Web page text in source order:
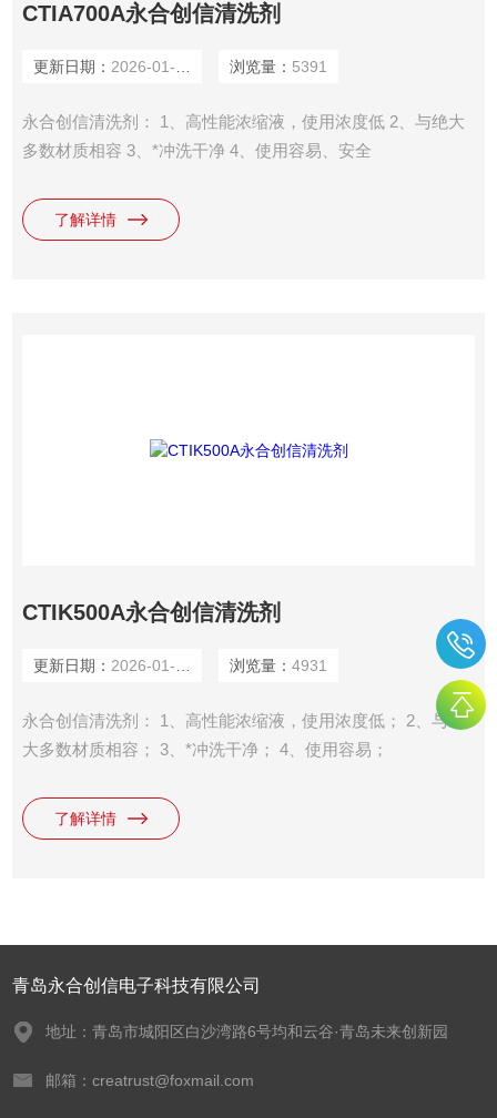
CTIA700A永合创信清洗剂
更新日期： 2026-01-14 浏览量： 5391
永合创信清洗剂： 1、高性能浓缩液，使用浓度低 2、与绝大
多数材质相容 3、*冲洗干净 4、使用容易、安全
了解详情
CTIK500A永合创信清洗剂
更新日期： 2026-01-14 浏览量： 4931
永合创信清洗剂： 1、高性能浓缩液，使用浓度低； 2、与绝
大多数材质相容； 3、*冲洗干净； 4、使用容易；
了解详情
青岛永合创信电子科技有限公司
地址：青岛市城阳区白沙湾路6号均和云谷·青岛未来创新园
邮箱：creatrust@foxmail.com